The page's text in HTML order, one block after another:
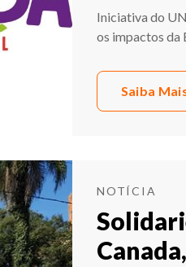
Iniciativa do
os impactos da
Saiba
NOTÍCIA